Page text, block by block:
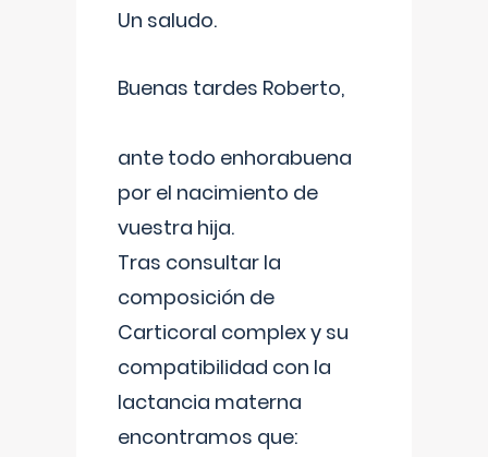
Un saludo.
Buenas tardes Roberto,
ante todo enhorabuena
por el nacimiento de
vuestra hija.
Tras consultar la
composición de
Carticoral complex y su
compatibilidad con la
lactancia materna
encontramos que: